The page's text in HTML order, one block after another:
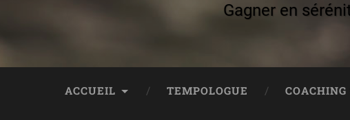
Gagner en
ACCUEIL TEMPOLOGUE